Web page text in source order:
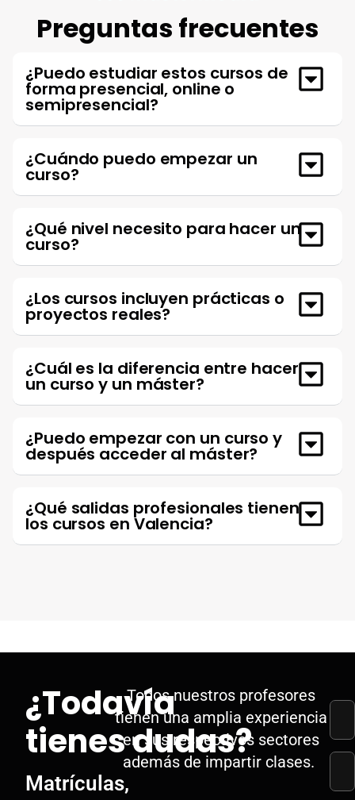
Preguntas frecuentes
¿Puedo estudiar estos cursos de
forma presencial, online o
semipresencial?
¿Cuándo puedo empezar un
curso?
¿Qué nivel necesito para hacer un
curso?
¿Los cursos incluyen prácticas o
proyectos reales?
¿Cuál es la diferencia entre hacer
un curso y un máster?
¿Puedo empezar con un curso y
después acceder al máster?
¿Qué salidas profesionales tienen
los cursos en Valencia?
¿Todavía
tienes dudas?
Matrículas,
Todos nuestros profesores
tienen una amplia experiencia
en sus respectivos sectores
además de impartir clases.